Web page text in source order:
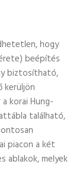
hogy
beépítés
biztosítható,
kerüljön
korai Hung-
található,
piacon a két
ablakok, melyek